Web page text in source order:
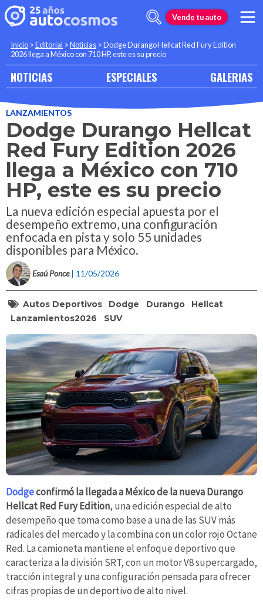
Vende tu auto
Inicio >Editorial >Noticias >Dodge Durango Hellcat Red Fury Edition
2026 llega a México con 710 HP, este es su precio
NOTICIAS ESPECIALES GALERIAS
LANZAMIENTOS
Dodge Durango Hellcat
Red Fury Edition 2026
llega a México con 710
HP, este es su precio
La nueva edición especial apuesta por el
desempeño extremo, una configuración
enfocada en pista y solo 55 unidades
disponibles para México.
Esaú Ponce | 11/05/2026
Autos Deportivos Dodge Durango
Hellcat
Lanzamientos2026
SUV
Dodgeconfirmó la llegada a México de la nueva Durango
Hellcat Red Fury Edition, una edición especial de alto
desempeño que toma como base a una de las SUV más
radicales del mercado y la combina con un color rojo Octane
Red. La camioneta mantiene el enfoque deportivo que
caracteriza a la división SRT, con un motor V8 supercargado,
tracción integral y una configuración pensada para ofrecer
cifras propias de un deportivo de alto nivel.